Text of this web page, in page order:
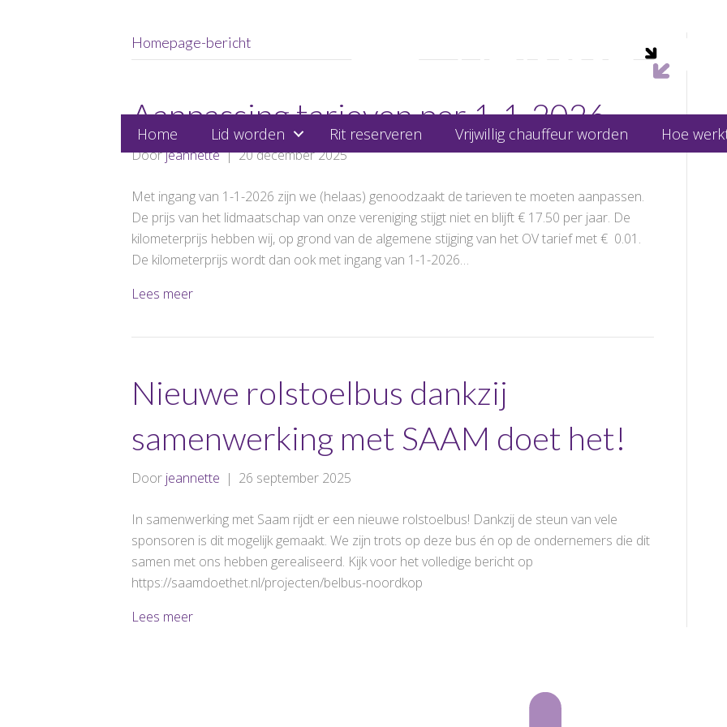
Home Lid worden Rit reserveren Vrijwillig chauffeur worden Hoe
Homepage-bericht
Aanpassing tarieven per 1-1-2026
Doorjeannette|20 december 2025
Met ingang van 1-1-2026 zijn we (helaas) genoodzaakt de tarieven te moeten aanpassen.
De prijs van het lidmaatschap van onze vereniging stijgt niet en blijft € 17.50 per jaar. De
kilometerprijs hebben wij, op grond van de algemene stijging van het OV tarief met € 0.01.
De kilometerprijs wordt dan ook met ingang van 1-1-2026…
Lees meer
Nieuwe rolstoelbus dankzij
samenwerking met SAAM doet het!
Door jeannette | 26 september 2025
In samenwerking met Saam rijdt er een nieuwe rolstoelbus! Dankzij de steun van vele
sponsoren is dit mogelijk gemaakt. We zijn trots op deze bus én op de ondernemers die dit
samen met ons hebben gerealiseerd. Kijk voor het volledige bericht op
https://saamdoethet.nl/projecten/belbus-noordkop
Lees meer